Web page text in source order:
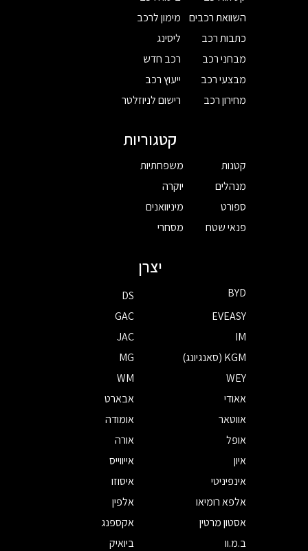
השוואת רכבים
כתבות רכב
מבחני רכב
מבצעי רכב
מחירון רכב
מימון לרכב
ליסינג
רכב חדש
ייעוץ רכב
רישום לניוזלטר
קטגוריות
קטנות
מנהלים
ספורט
פנאי שטח
משפחתיות
יוקרה
מיניוואנים
מסחרי
יצרן
BYD
DS
EVEASY
GAC
IM
JAC
KGM (סאנגיונג)
MG
WEY
WM
אאודי
אבארט
אווטאר
אומודה
אופל
אורה
איון
אייווייס
אינפיניטי
איסוזו
אלפא רומיאו
אלפין
אסטון מרטין
אקספנג
ב.מ.וו
ביואיק